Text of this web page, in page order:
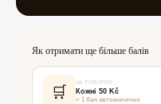
Як отримати ще більше балів
🛒 ЗА ПОКУПКУ
Кожні 50 Kč
= 1 бал автоматично